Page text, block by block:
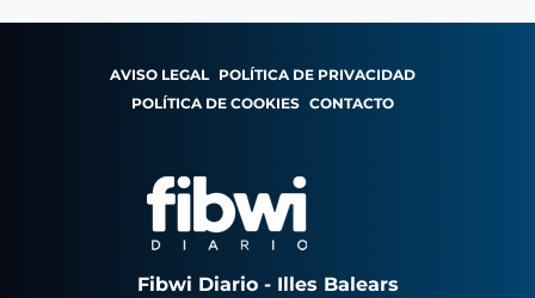
AVISO LEGAL POLÍTICA DE PRIVACIDAD
POLÍTICA DE COOKIES CONTACTO
Fibwi Diario - Illes Balears